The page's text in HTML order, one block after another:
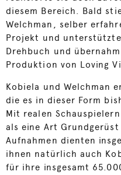
diesem Bereich. Bald
Welchman, selber
Projekt und
Drehbuch und
Produktion von Loving
Kobiela und Welchman
die es in dieser Form
Mit realen
als eine Art
Aufnahmen dienten
ihnen natürlich auch
für ihre insgesamt